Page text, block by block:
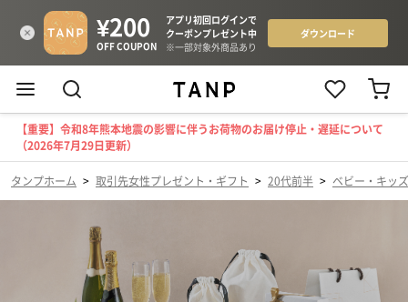
【重要】令和8年熊本地震の影響に伴うお荷物のお届け停止・遅延について
（2026年7月29日更新）
タンプホーム > 取引先女性プレゼント・ギフト > 20代前半 > ベビー・キッズ